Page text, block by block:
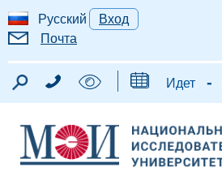
Русский
Вход
Почта
Идет -